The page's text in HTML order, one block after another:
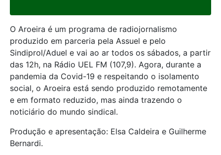
O Aroeira é um programa de radiojornalismo
produzido em parceria pela Assuel e pelo
Sindiprol/Aduel e vai ao ar todos os sábados, a partir
das 12h, na Rádio UEL FM (107,9). Agora, durante a
pandemia da Covid-19 e respeitando o isolamento
social, o Aroeira está sendo produzido remotamente
e em formato reduzido, mas ainda trazendo o
noticiário do mundo sindical.
Produção e apresentação: Elsa Caldeira e Guilherme
Bernardi.